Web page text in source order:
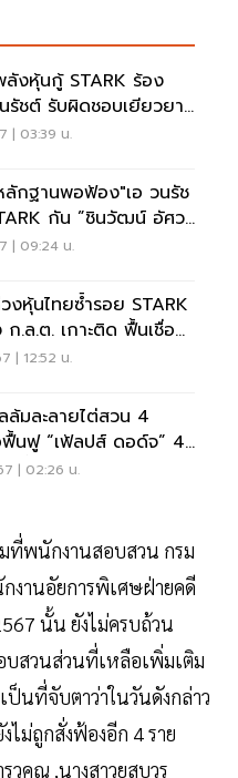
งหุ้นกู้ STARK ร้อง
รัชต์ รับผิดชอบเยียวยาผู้
| 03:39 น.
ลักฐานพอฟ้อง"เอ วนรัช
วัฒน์ อัศว
ยาน
| 09:24 น.
งหุ้นไทยซ้ำรอย STARK
ก.ล.ต. เกาะติด ฟื้นเชื่อ
| 12:52 น.
นฟู “เฟ้ลปส์ ดอด์จ” 4.1
นนี้
| 02:26 น.
ที่พนักงานสอบสวน กรม
งานอัยการพิเศษฝ่ายคดี
นั้น ยังไม่ครบถ้วน
บสวนส่วนที่เหลือเพิ่มเติม
นที่จับตาว่าในวันดังกล่าว
ไม่ถูกสั่งฟ้องอีก 4 ราย
วคุณ ,นางสาวยสบวร